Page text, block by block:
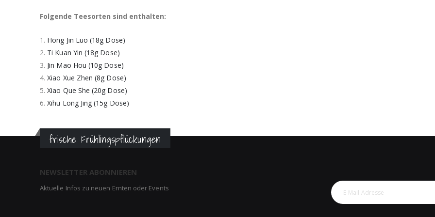
springen
Folgende Teesorten sind enthalten:
1. Hong Jin Luo (18g Dose)
2. Ti Kuan Yin (18g Dose)
3. Jin Mao Hou (10g Dose)
4.Xiao Xue Zhen (8g Dose)
5.Xiao Que She (20g Dose)
6.Xihu Long Jing (15g Dose)
frische Frühlingspflückungen
NEWSLETTER ABONNIEREN
Aktuelle Infos zu neuen Ernten oder Events